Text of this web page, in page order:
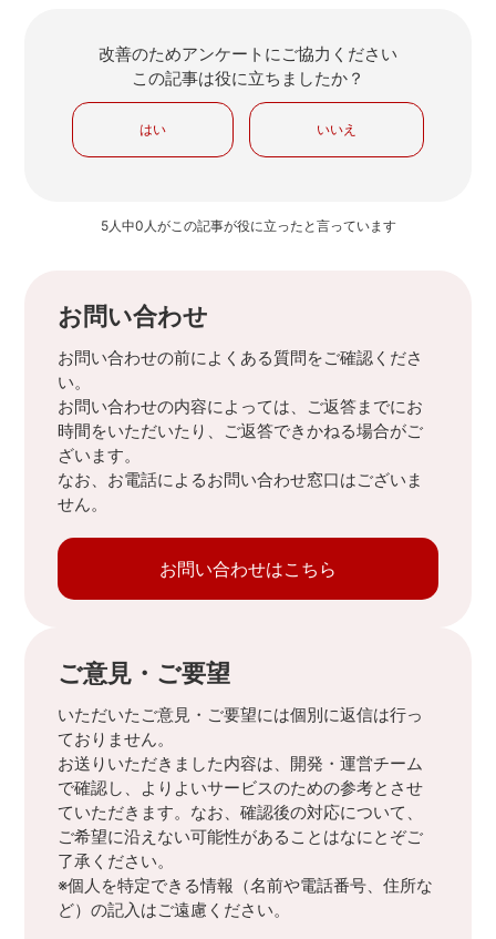
改善のためアンケートにご協力ください
この記事は役に立ちましたか？
はい いいえ
5人中0人がこの記事が役に立ったと言っています
お問い合わせ
お問い合わせの前によくある質問をご確認くださ
い。
お問い合わせの内容によっては、ご返答までにお
時間をいただいたり、ご返答できかねる場合がご
ざいます。
なお、お電話によるお問い合わせ窓口はございま
せん。
お問い合わせはこちら
ご意見・ご要望
いただいたご意見・ご要望には個別に返信は行っ
ておりません。
お送りいただきました内容は、開発・運営チーム
で確認し、よりよいサービスのための参考とさせ
ていただきます。なお、確認後の対応について、
ご希望に沿えない可能性があることはなにとぞご
了承ください。
※個人を特定できる情報（名前や電話番号、住所な
ど）の記入はご遠慮ください。